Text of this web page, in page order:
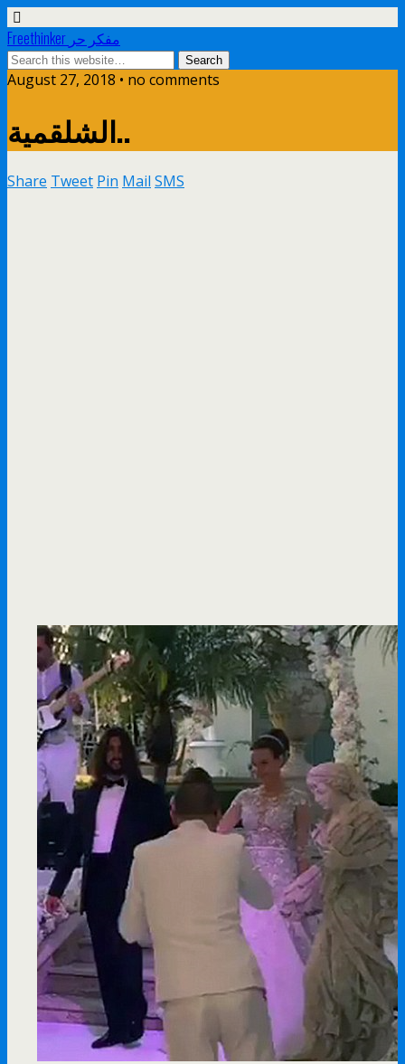
Freethinker مفكر حر
August 27, 2018 • no comments
الشلقمية..
Share Tweet Pin Mail SMS